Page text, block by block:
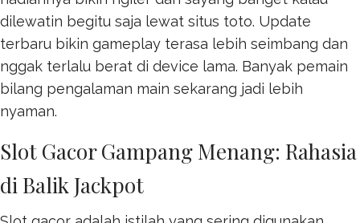
dilewatin begitu saja lewat situs toto. Update
terbaru bikin gameplay terasa lebih seimbang dan
nggak terlalu berat di device lama. Banyak pemain
bilang pengalaman main sekarang jadi lebih
nyaman.
Slot Gacor Gampang Menang: Rahasia
di Balik Jackpot